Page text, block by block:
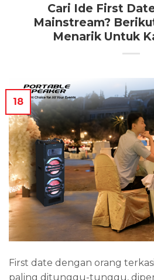
Cari Ide First
Mainstream?
Menarik Untuk
18
First date dengan orang
paling ditunggu-tunggu,